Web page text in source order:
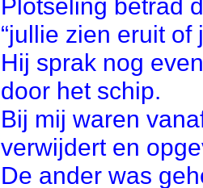
Plotseling betrad
“jullie zien eruit of
Hij sprak nog
door het schip.
Bij mij waren
verwijdert en
De ander was